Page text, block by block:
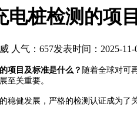
电桩检测的项
人气： 657发表时间：2025-11-
的项目及标准是什么？ 随着全球对可
至关重要。
健发展，严格的检测认证成为了关